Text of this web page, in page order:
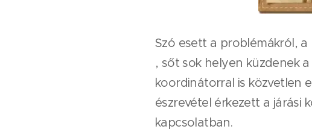
Szó esett a problémákról,
, sőt sok helyen küzdenek
koordinátorral is közvetlen
észrevétel érkezett a járási
kapcsolatban.